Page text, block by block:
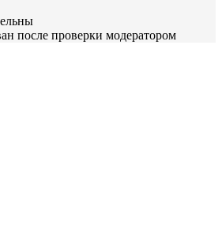
после проверки модератором